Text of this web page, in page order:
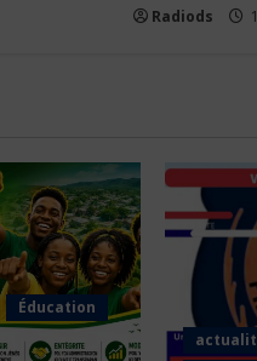
Radiods
Éducation